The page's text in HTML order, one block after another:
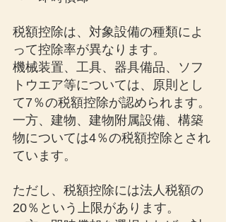
税額控除は、対象設備の種類によ
って控除率が異なります。
機械装置、工具、器具備品、ソフ
トウエア等については、原則とし
て7％の税額控除が認められます。
一方、建物、建物附属設備、構築
物については4％の税額控除とされ
ています。
ただし、税額控除には法人税額の
20％という上限があります。